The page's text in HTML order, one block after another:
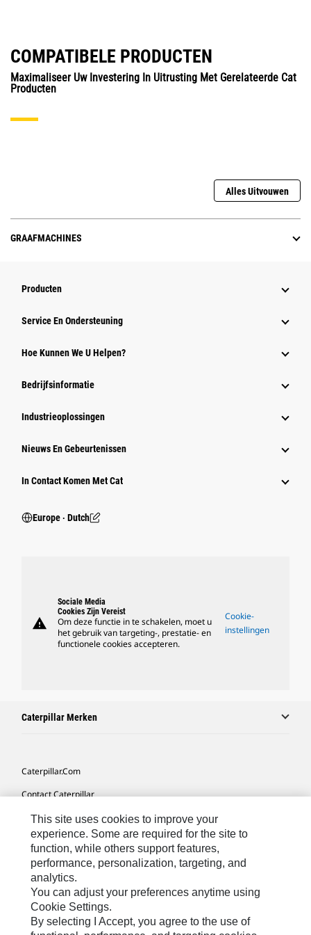
COMPATIBELE PRODUCTEN
Maximaliseer Uw Investering In Uitrusting Met Gerelateerde Cat
Producten
Alles Uitvouwen
GRAAFMACHINES
Producten
Service En Ondersteuning
Hoe Kunnen We U Helpen?
Bedrijfsinformatie
Industrieoplossingen
Nieuws En Gebeurtenissen
In Contact Komen Met Cat
Europe ‧ Dutch
warning
Sociale Media
Cookies Zijn Vereist
Om deze functie in te schakelen, moet u
het gebruik van targeting-, prestatie- en
functionele cookies accepteren.
Cookie-
instellingen
Caterpillar Merken
Caterpillar.com
Contact Caterpillar
Mijn Marketingvoorkeuren
Site Map
Cookie Settings
Legal
Privacy
This site uses cookies to improve your
experience. Some are required for the site to
function, while others support features,
performance, personalization, targeting, and
analytics.
You can adjust your preferences anytime using
Cookie Settings.
By selecting I Accept, you agree to the use of